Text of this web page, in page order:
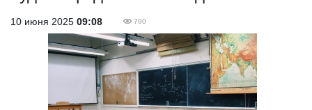
10 июня 2025 09:08 790